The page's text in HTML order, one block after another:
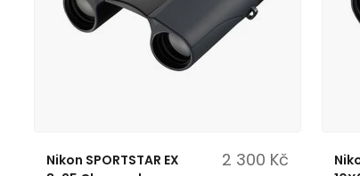
Nikon SPORTSTAR EX
2 300 Kč